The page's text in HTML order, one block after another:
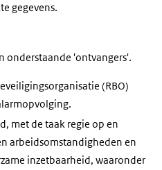
gegevens.
onderstaande 'ontvangers'.
(RBO)
met de taak regie op en
arbeidsomstandigheden en
inzetbaarheid, waaronder